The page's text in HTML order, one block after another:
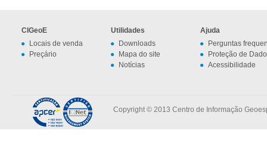
CIGeoE
Locais de venda
Preçário
Utilidades
Downloads
Mapa do site
Notícias
Ajuda
Perguntas
Proteção de
Acessibilidade
Copyright © 2013 Centro de Informação